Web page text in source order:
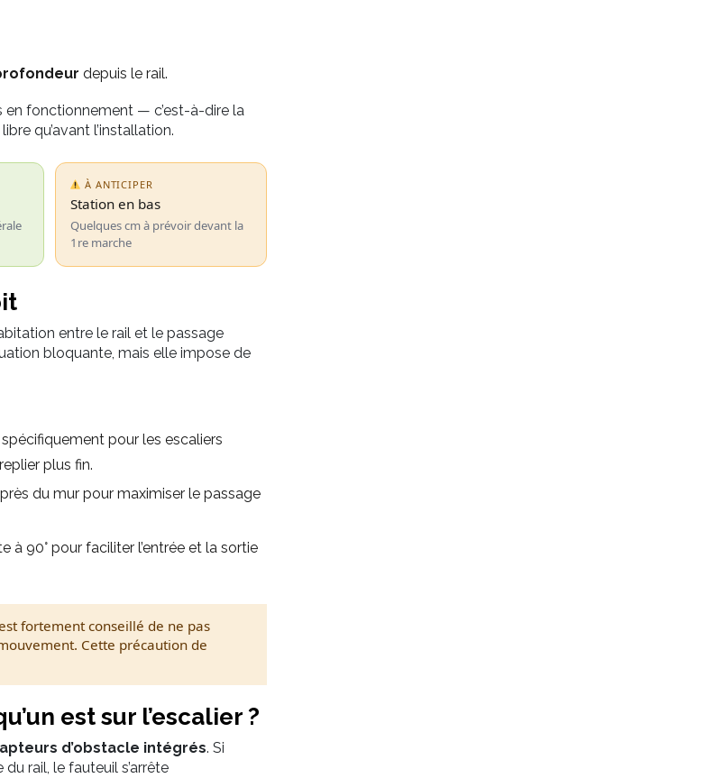
depuis le rail.
en fonctionnement — c’est-à-dire la
qu’avant l’installation.
À ANTICIPER
Station en bas
Quelques cm à prévoir devant la
1re marche
entre le rail et le passage
bloquante, mais elle impose de
pour les escaliers
plus fin.
du mur pour maximiser le passage
à 90° pour faciliter l’entrée et la sortie
fortement conseillé de ne pas
Cette précaution de
est sur l’escalier ?
d’obstacle intégrés. Si
rail, le fauteuil s’arrête